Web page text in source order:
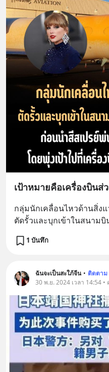
เป้าหมายคือเครื่องบิน
กลุ่มนักเคลื่อนไหวด้านสิ่ง
ตัดรั้วและบุกเข้าในสนาม
1 บันทึก
ฉันจะเป็นสะใภ้จีน • ติดตาม
30 พ.ย. 2024 เวลา 14:54